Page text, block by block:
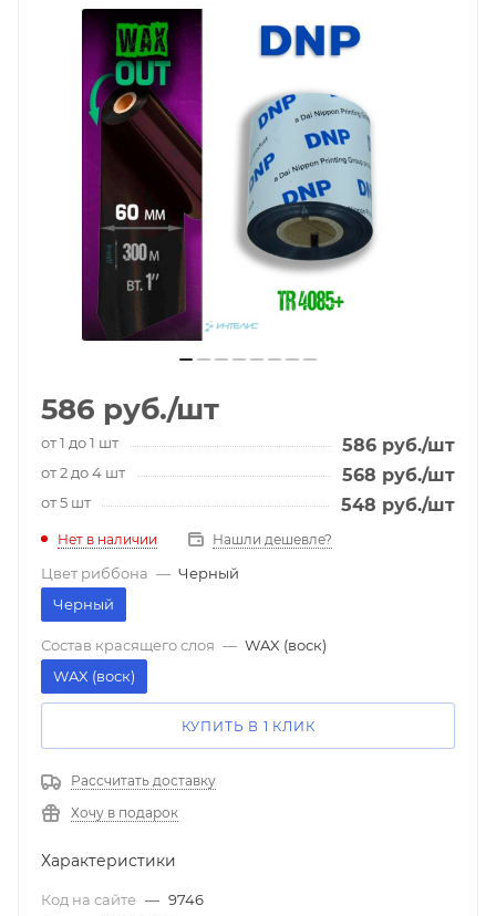
586 руб./шт
от 1 до 1 шт 586 руб./шт
от 2 до 4 шт 568 руб./шт
от 5 шт 548 руб./шт
Нет в наличии Нашли дешевле?
Цвет риббона — Черный
Черный
Состав красящего слоя — WAX (воск)
WAX (воск)
КУПИТЬ В 1 КЛИК
Рассчитать доставку
Хочу в подарок
Характеристики
Код на сайте — 9746